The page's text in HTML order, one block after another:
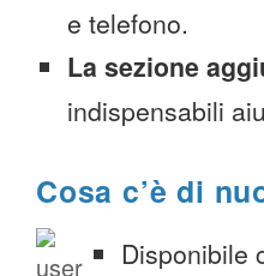
e telefono.
La sezione
indispensabili
Cosa c’è di
Disponibile